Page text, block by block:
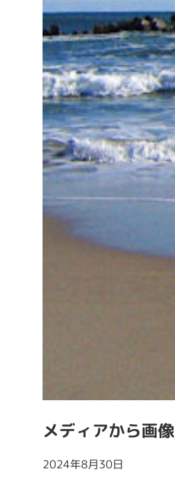
メディアから画像
2024年8月30日